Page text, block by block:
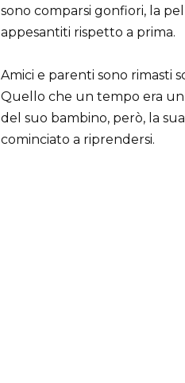
sono comparsi gonfiori, la
appesantiti rispetto a prima.
Amici e parenti sono rimasti
Quello che un tempo era un
del suo bambino, però, la
cominciato a riprendersi.